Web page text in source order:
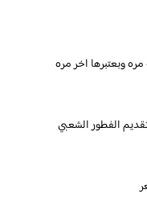
الفطور الشعبي